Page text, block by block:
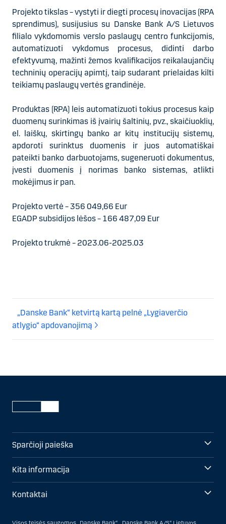
Projekto tikslas – vystyti ir diegti procesų inovacijas (RPA
sprendimus), susijusius su Danske Bank A/S Lietuvos
filialo vykdomomis verslo paslaugų centro funkcijomis,
automatizuoti vykdomus procesus, didinti darbo
efektyvumą, mažinti žemos kvalifikacijos reikalaujančių
techninių operacijų apimtį, taip sudarant prielaidas kilti
teikiamų paslaugų vertės grandinėje.
Produktas (RPA) leis automatizuoti tokius procesus kaip
duomenų surinkimas iš įvairių šaltinių, pvz., skaičiuoklių,
el. laiškų, skirtingų banko ar kitų institucijų sistemų,
apdoroti surinktus duomenis ir juos automatiškai
pateikti banko darbuotojams, sugeneruoti dokumentus,
įvesti duomenis į norimas banko sistemas, atlikti
mokėjimus ir pan.
Projekto vertė – 356 049,66 Eur
EGADP subsidijos lėšos – 166 487,09 Eur
Projekto trukmė – 2023.06-2025.03
„Danske Bank“ ketvirtą kartą pelnė „Lygiaverčio
atlygio“ apdovanojimą
Sparčioji paieška
Kita informacija
Kontaktai